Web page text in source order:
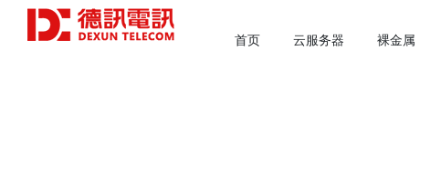
首页 云服务器 裸金属